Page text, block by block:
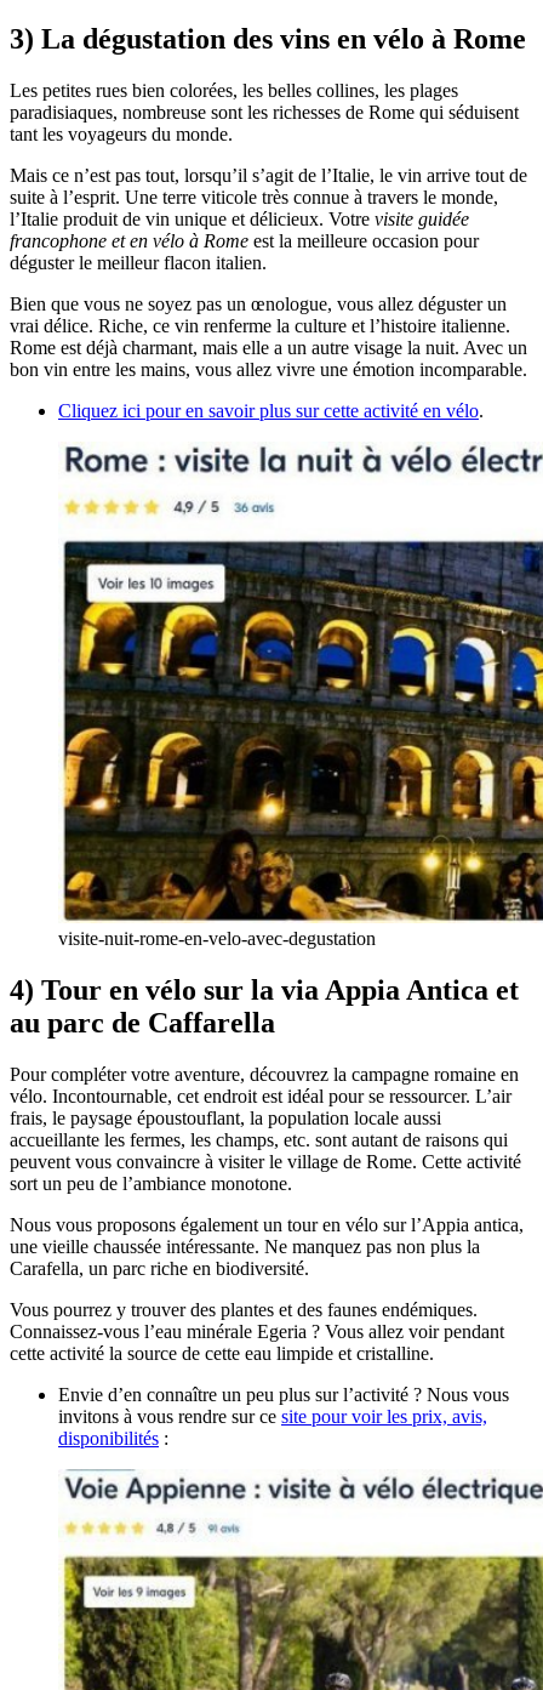
3) La dégustation des vins en vélo à Rome
Les petites rues bien colorées, les belles collines, les plages
paradisiaques, nombreuse sont les richesses de Rome qui séduisent
tant les voyageurs du monde.
Mais ce n’est pas tout, lorsqu’il s’agit de l’Italie, le vin arrive tout de
suite à l’esprit. Une terre viticole très connue à travers le monde,
l’Italie produit de vin unique et délicieux. Votre visite guidée
francophone et en vélo à Rome est la meilleure occasion pour
déguster le meilleur flacon italien.
Bien que vous ne soyez pas un œnologue, vous allez déguster un
vrai délice. Riche, ce vin renferme la culture et l’histoire italienne.
Rome est déjà charmant, mais elle a un autre visage la nuit. Avec un
bon vin entre les mains, vous allez vivre une émotion incomparable.
Cliquez ici pour en savoir plus sur cette activité en vélo.
visite-nuit-rome-en-velo-avec-degustation
4) Tour en vélo sur la via Appia Antica et
au parc de Caffarella
Pour compléter votre aventure, découvrez la campagne romaine en
vélo. Incontournable, cet endroit est idéal pour se ressourcer. L’air
frais, le paysage époustouflant, la population locale aussi
accueillante les fermes, les champs, etc. sont autant de raisons qui
peuvent vous convaincre à visiter le village de Rome. Cette activité
sort un peu de l’ambiance monotone.
Nous vous proposons également un tour en vélo sur l’Appia antica,
une vieille chaussée intéressante. Ne manquez pas non plus la
Carafella, un parc riche en biodiversité.
Vous pourrez y trouver des plantes et des faunes endémiques.
Connaissez-vous l’eau minérale Egeria ? Vous allez voir pendant
cette activité la source de cette eau limpide et cristalline.
Envie d’en connaître un peu plus sur l’activité ? Nous vous
invitons à vous rendre sur ce site pour voir les prix, avis,
disponibilités :